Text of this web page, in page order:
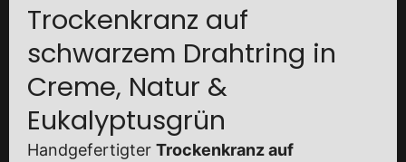
Trockenkranz auf
schwarzem Drahtring in
Creme, Natur &
Eukalyptusgrün
Handgefertigter Trockenkranz auf